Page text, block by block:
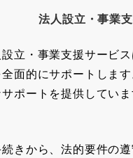
法人設立・事業
立・事業支援サービ
面的にサポートしま
ポートを提供していま
きから、法的要件の